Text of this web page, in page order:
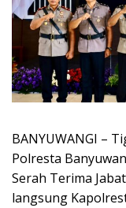
BANYUWANGI –
Polresta
Serah Terima
langsung